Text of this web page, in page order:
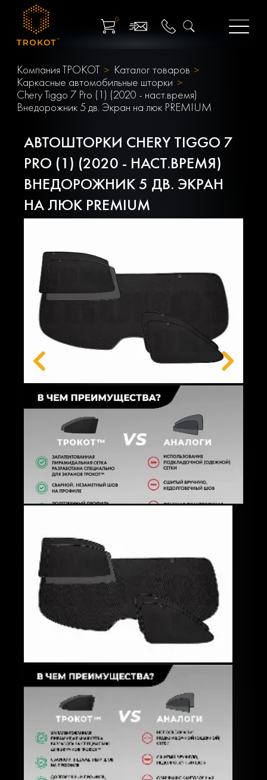
0
Компания ТРОКОТ
Каталог товаров
Каркасные автомобильные шторки
Chery Tiggo 7 Pro (1) (2020 - наст.время)
Внедорожник 5 дв. Экран на люк PREMIUM
АВТОШТОРКИ CHERY TIGGO 7
PRO (1) (2020 - НАСТ.ВРЕМЯ)
ВНЕДОРОЖНИК 5 ДВ. ЭКРАН
НА ЛЮК PREMIUM